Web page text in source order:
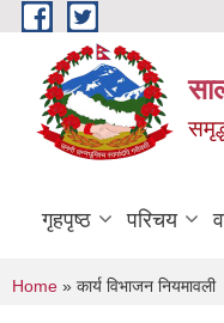
Skip to main content
गृहपृष्ठ परिचय
You are here
Home » कार्य विभाजन नियमावली